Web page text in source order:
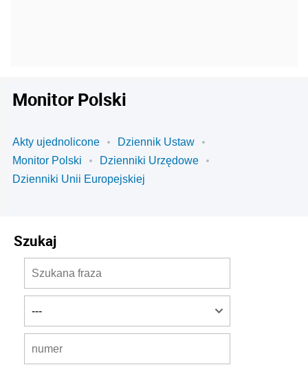
Monitor Polski
Akty ujednolicone
Dziennik Ustaw
Monitor Polski
Dzienniki Urzędowe
Dzienniki Unii Europejskiej
Szukaj